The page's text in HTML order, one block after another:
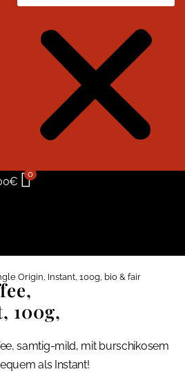
€
0
Origin, Instant, 100g, bio & fair
100g,
samtig-mild, mit burschikosem
als Instant!